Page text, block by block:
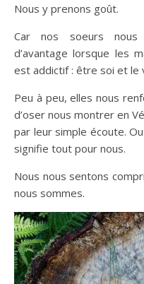
Nous y prenons goût.
Car nos soeurs
d’avantage lorsque les
est addictif : être soi et le
Peu à peu, elles nous
d’oser nous montrer en
par leur simple écoute.
signifie tout pour nous.
Nous nous sentons
nous sommes.